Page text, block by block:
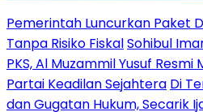
Pemerintah Luncurkan Paket
Tanpa Risiko FiskalSohibul
PKS, Al Muzammil Yusuf
Partai Keadilan Sejahtera Di
dan Gugatan Hukum, Secarik